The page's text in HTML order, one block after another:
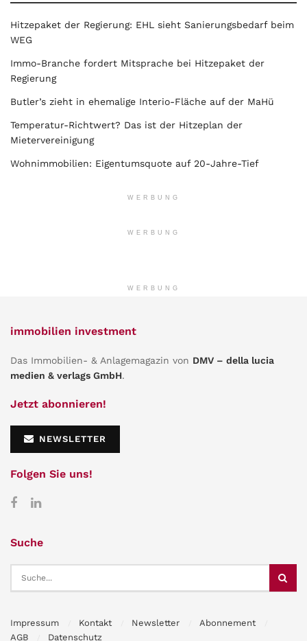
Hitzepaket der Regierung: EHL sieht Sanierungsbedarf beim
WEG
Immo-Branche fordert Mitsprache bei Hitzepaket der
Regierung
Butler’s zieht in ehemalige Interio-Fläche auf der MaHü
Temperatur-Richtwert? Das ist der Hitzeplan der
Mietervereinigung
Wohnimmobilien: Eigentumsquote auf 20-Jahre-Tief
WERBUNG
WERBUNG
WERBUNG
immobilien investment
Das Immobilien- & Anlagemagazin von DMV – della lucia
medien & verlags GmbH.
Jetzt abonnieren!
NEWSLETTER
Folgen Sie uns!
Suche
Impressum Kontakt Newsletter
Abonnement
AGB
Datenschutz